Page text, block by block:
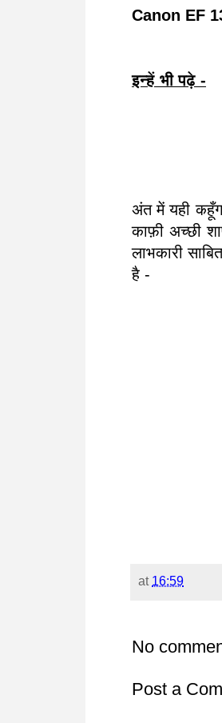
Canon EF
इन्हें भी पढ़े -
अंत में यही
काफ़ी अच्छी
लाभकारी
है -
at 16:59
No
Post a